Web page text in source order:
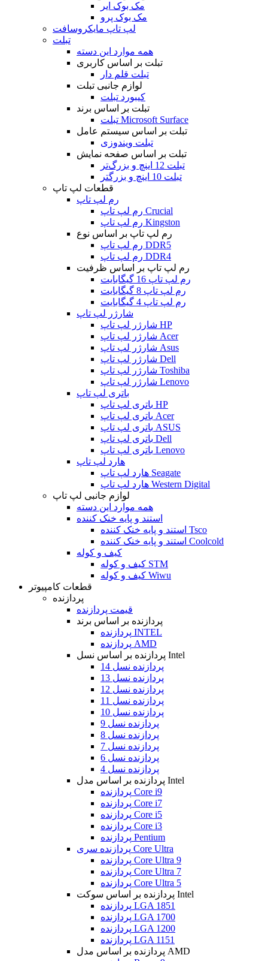
مک بوک ایر
مک بوک پرو
لپ تاپ مایکروسافت
تبلت
همه موارد این دسته
تبلت بر اساس کاربری
تبلت قلم دار
لوازم جانبی تبلت
کیبورد تبلت
تبلت بر اساس برند
تبلت Microsoft Surface
تبلت بر اساس سیستم عامل
تبلت ویندوزی
تبلت بر اساس صفحه نمایش
تبلت 12 اینچ و بزرگ‌تر
تبلت 10 اینچ و بزرگتر
قطعات لپ تاپ
رم لپ تاپ
رم لپ تاپ Crucial
رم لپ تاپ Kingston
رم لپ تاپ بر اساس نوع
رم لپ تاپ DDR5
رم لپ تاپ DDR4
رم لپ تاپ بر اساس ظرفیت
رم لپ تاپ 16 گیگابایت
رم لپ تاپ 8 گیگابایت
رم لپ تاپ 4 گیگابایت
شارژر لپ تاپ
شارژر لپ تاپ HP
شارژر لپ تاپ Acer
شارژر لپ تاپ Asus
شارژر لپ تاپ Dell
شارژر لپ تاپ Toshiba
شارژر لپ تاپ Lenovo
باتری لپ تاپ
باتری لپ تاپ HP
باتری لپ تاپ Acer
باتری لپ تاپ ASUS
باتری لپ تاپ Dell
باتری لپ تاپ Lenovo
هارد لپ تاپ
هارد لپ تاپ Seagate
هارد لپ تاپ Western Digital
لوازم جانبی لپ تاپ
همه موارد این دسته
استند و پایه خنک کننده
استند و پایه خنک کننده Tsco
استند و پایه خنک کننده Coolcold
کیف و کوله
کیف و کوله STM
کیف و کوله Wiwu
قطعات کامپیوتر
پردازنده
قیمت پردازنده
پردازنده بر اساس برند
پردازنده INTEL
پردازنده AMD
پردازنده بر اساس نسل Intel
پردازنده نسل 14
پردازنده نسل 13
پردازنده نسل 12
پردازنده نسل 11
پردازنده نسل 10
پردازنده نسل 9
پردازنده نسل 8
پردازنده نسل 7
پردازنده نسل 6
پردازنده نسل 4
پردازنده بر اساس مدل Intel
پردازنده Core i9
پردازنده Core i7
پردازنده Core i5
پردازنده Core i3
پردازنده Pentium
پردازنده سری Core Ultra
پردازنده Core Ultra 9
پردازنده Core Ultra 7
پردازنده Core Ultra 5
پردازنده بر اساس سوکت Intel
پردازنده LGA 1851
پردازنده LGA 1700
پردازنده LGA 1200
پردازنده LGA 1151
پردازنده بر اساس مدل AMD